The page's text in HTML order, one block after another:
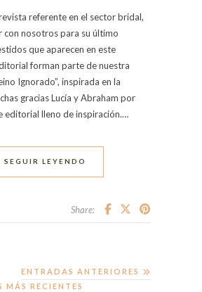
referente en el sector bridal,
con nosotros para su último
que aparecen en este
forman parte de nuestra
Ignorado”, inspirada en la
gracias Lucía y Abraham por
editorial lleno de inspiración.…
SEGUIR LEYENDO
Share:
ENTRADAS ANTERIORES
MÁS RECIENTES